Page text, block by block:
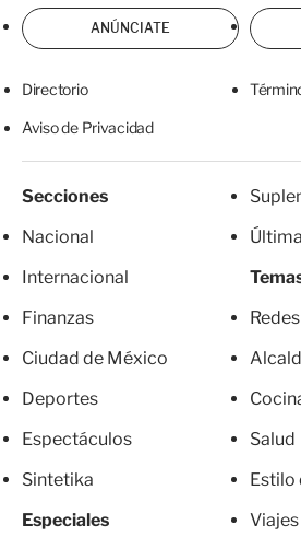
ANÚNCIATE
Directorio
Aviso de Privacidad
Secciones
Nacional
Internacional
Finanzas
Ciudad de México
Deportes
Espectáculos
Sintetika
Especiales
Salud
Estilo
Viajes